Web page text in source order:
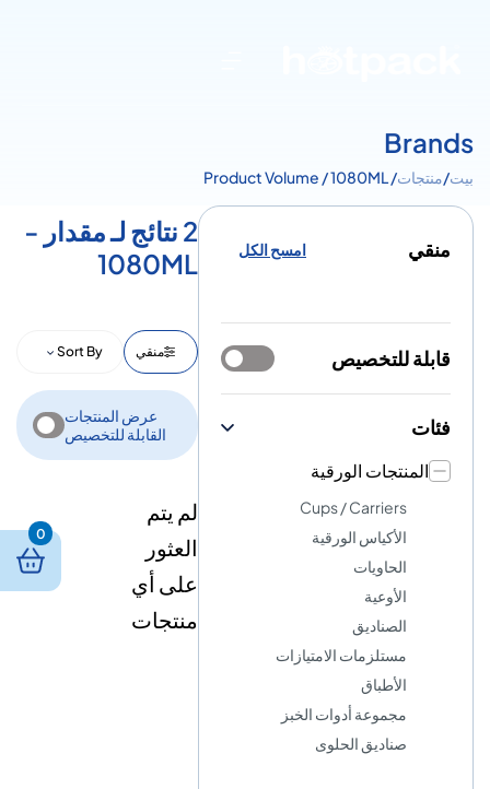
Brands
بيت/منتجات/ Product Volume / 1080ML
منقي امسح الكل
قابلة للتخصيص
فئات
المنتجات الورقية
Cups / Carriers
الأكياس الورقية
الحاويات
الأوعية
الصناديق
مستلزمات الامتيازات
الأطباق
مجموعة أدوات الخبز
صناديق الحلوى
2 نتائج لـ مقدار -
1080ML
منقي Sort By
عرض المنتجات
القابلة للتخصيص
لم يتم
العثور
على أي
منتجات
0